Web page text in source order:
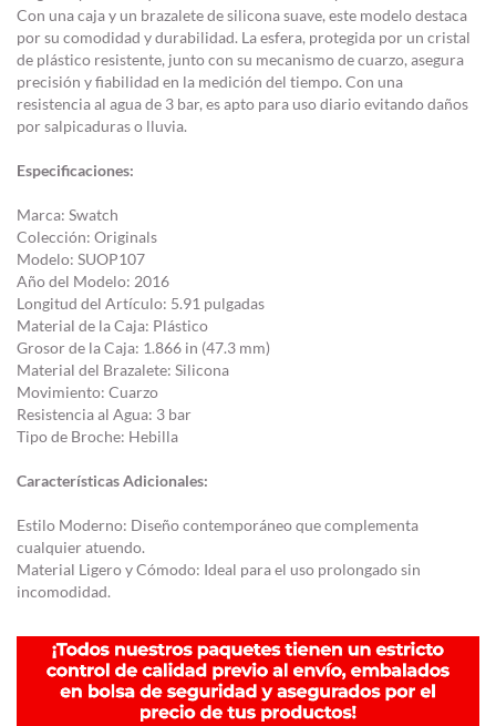
Con una caja y un brazalete de silicona suave, este modelo destaca
por su comodidad y durabilidad. La esfera, protegida por un cristal
de plástico resistente, junto con su mecanismo de cuarzo, asegura
precisión y fiabilidad en la medición del tiempo. Con una
resistencia al agua de 3 bar, es apto para uso diario evitando daños
por salpicaduras o lluvia.
Especificaciones:
Marca: Swatch
Colección: Originals
Modelo: SUOP107
Año del Modelo: 2016
Longitud del Artículo: 5.91 pulgadas
Material de la Caja: Plástico
Grosor de la Caja: 1.866 in (47.3 mm)
Material del Brazalete: Silicona
Movimiento: Cuarzo
Resistencia al Agua: 3 bar
Tipo de Broche: Hebilla
Características Adicionales:
Estilo Moderno: Diseño contemporáneo que complementa
cualquier atuendo.
Material Ligero y Cómodo: Ideal para el uso prolongado sin
incomodidad.